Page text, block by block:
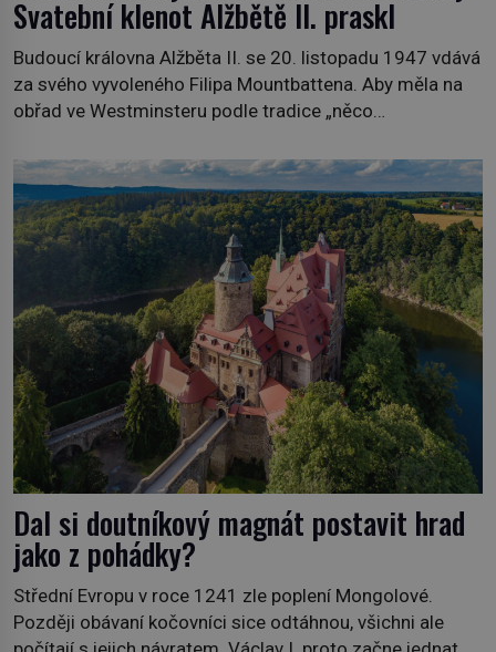
Svatební klenot Alžbětě II. praskl
Budoucí královna Alžběta II. se 20. listopadu 1947 vdává
za svého vyvoleného Filipa Mountbattena. Aby měla na
obřad ve Westminsteru podle tradice „něco
soukromé kolekce – diamantovou tiáru královny Marie.
„Je to ošklivá špičatá tiára,“ zhodnotil klenot britský
politik Sir Henry Channon (1897–1958), když si […]
Dal si doutníkový magnát postavit hrad
jako z pohádky?
Střední Evropu v roce 1241 zle poplení Mongolové.
Později obávaní kočovníci sice odtáhnou, všichni ale